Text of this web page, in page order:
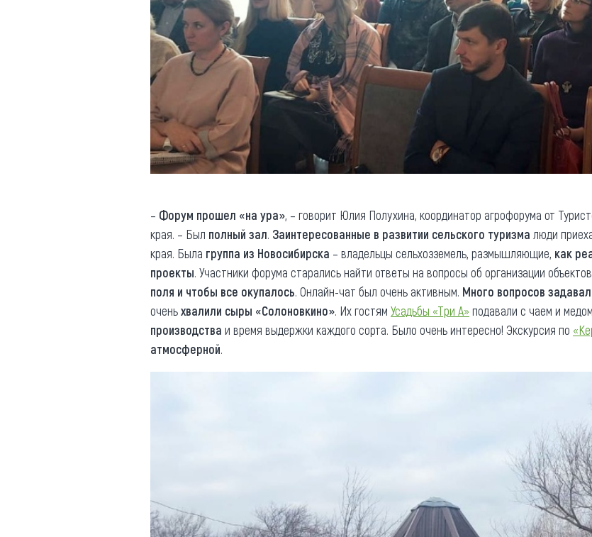
– Форум прошел «на ура», – говорит Юлия Полухина, координатор агрофорума от
края. – Был полный зал. Заинтересованные в развитии сельского туризма люди
края. Была группа из Новосибирска – владельцы сельхозземель, размышляющие, как
проекты. Участники форума старались найти ответы на вопросы об организации
поля и чтобы все окупалось. Онлайн-чат был очень активным. Много вопросов
оченьхвалили сыры «Солоновкино». Их гостям Усадьбы «Три А» подавали с чаем и
производства и время выдержки каждого сорта. Было очень интересно! Экскурсия по
атмосферной.